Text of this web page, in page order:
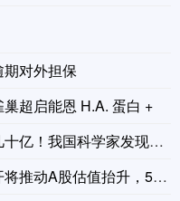
对外担保
超启能恩 H.A. 蛋白 +
国科学家发现作物花期冷害
A股估值抬升，500质量成